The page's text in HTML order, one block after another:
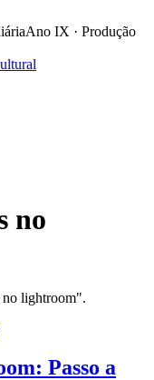
Ano IX · Produção
no
no lightroom".
Passo a